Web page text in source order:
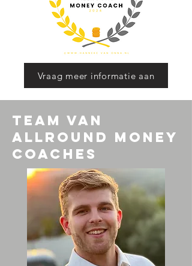
Vraag meer informatie aan
team van
allround money
coaches